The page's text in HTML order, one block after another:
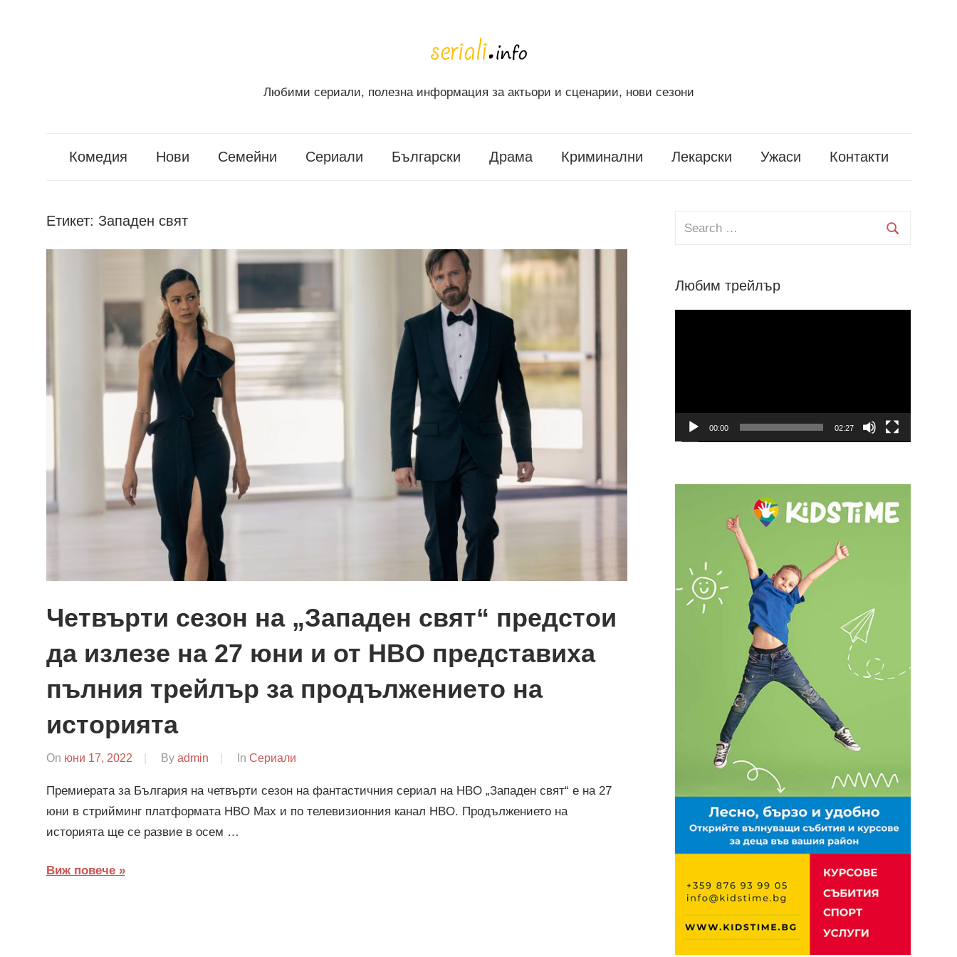
Info
Любими сериали, полезна информация за актьори и сценарии, нови сезони
Комедия Нови Семейни Сериали Български Драма Криминални Лекарски Ужаси Контакти
Етикет: Западен свят
Четвърти сезон на „Западен свят“ предстои
да излезе на 27 юни и от HBO представиха
пълния трейлър за продължението на
историята
On юни 17, 2022 By admin In Сериали
Премиерата за България на четвърти сезон на фантастичния сериал на HBO „Западен свят“ е на 27
юни в стрийминг платформата HBO Max и по телевизионния канал HBO. Продължението на
историята ще се развие в осем …
Виж повече
Search
Любим трейлър
00:00 02:27